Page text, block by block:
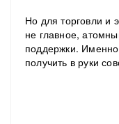
Но для торговли и
не главное,
поддержки.
получить в руки